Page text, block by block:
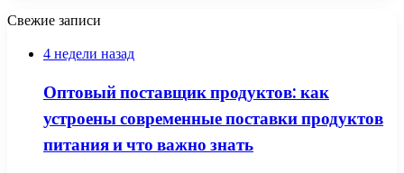
Свежие записи
4 недели назад
Оптовый поставщик продуктов: как
устроены современные поставки продуктов
питания и что важно знать